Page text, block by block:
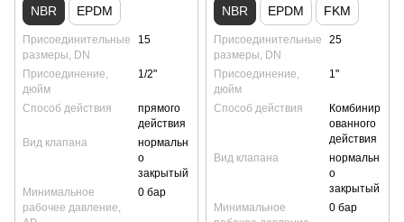
NBR EPDM
Присоединительные
размеры, DN
15
Присоединение,
дюйм
1/2"
Способ действия
прямого
действия
Вид клапана
нормальн
о
закрытый
Минимальное
рабочее давление,
0 бар
NBR EPDM FKM
Присоединительные
размеры, DN
25
Присоединение,
дюйм
1"
Способ действия
Комбинир
ованного
действия
Вид клапана
нормальн
о
закрытый
Минимальное
0 бар